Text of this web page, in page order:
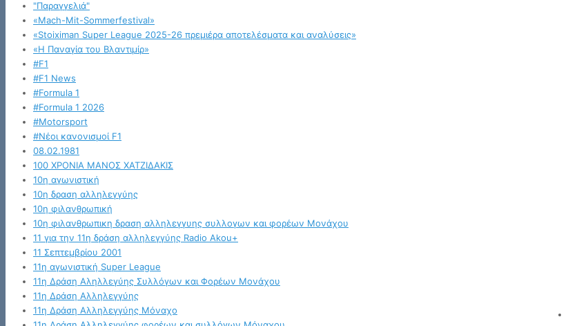
"Παραγγελιά"
«Mach-Mit-Sommerfestival»
«Stoiximan Super League 2025-26 πρεμιέρα αποτελέσματα και αναλύσεις»
«Η Παναγία του Βλαντιμίρ»
#F1
#F1 News
#Formula 1
#Formula 1 2026
#Motorsport
#Νέοι κανονισμοί F1
08.02.1981
100 ΧΡΟΝΙΑ ΜΑΝΟΣ ΧΑΤΖΙΔΑΚΙΣ
10η αγωνιστική
10η δραση αλληλεγγύης
10η φιλανθρωπική
10η φιλανθρωπικη δραση αλληλεγγυης συλλογων και φορέων Μονάχου
11 για την 11η δράση αλληλεγγύης Radio Akou+
11 Σεπτεμβρίου 2001
11η αγωνιστική Super League
11η Δράση Αληλλεγύης Συλλόγων και Φορέων Μονάχου
11η Δράση Αλληλεγγύης
11η Δράση Αλληλεγγύης Μόναχο